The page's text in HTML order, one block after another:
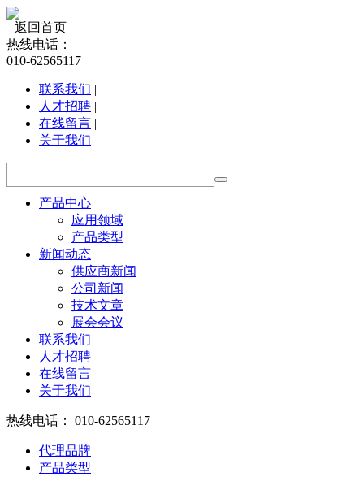
返回首页
热线电话：
010-62565117
联系我们 |
人才招聘 |
在线留言 |
关于我们
产品中心
应用领域
产品类型
新闻动态
供应商新闻
公司新闻
技术文章
展会会议
联系我们
人才招聘
在线留言
关于我们
热线电话： 010-62565117
代理品牌
产品类型